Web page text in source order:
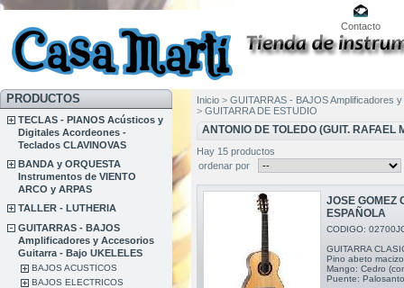
Contacto
PRODUCTOS
TECLAS - PIANOS Acústicos y
Digitales Acordeones -
Teclados CLAVINOVAS
BANDA y ORQUESTA
Instrumentos de VIENTO
ARCO y ARPAS
TALLER - LUTHERIA
GUITARRAS - BAJOS
Amplificadores y Accesorios
Guitarra - Bajo UKELELES
BAJOS ACUSTICOS
BAJOS ELECTRICOS
Inicio > GUITARRAS - BAJOS Amplificadores
> GUITARRA DE ESTUDIO
ANTONIO DE TOLEDO (GUIT. RAFAEL
Hay 15 productos
ordenar por
JOSE GOMEZ
ESPAÑOLA
CODIGO:
GUITARRA
Pino abeto
Mango: Cedro
Puente: